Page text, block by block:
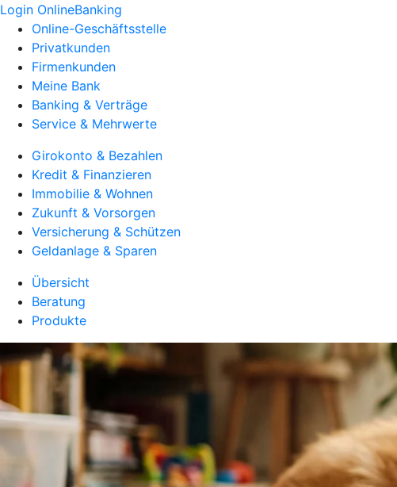
Login OnlineBanking
Online-Geschäftsstelle
Privatkunden
Firmenkunden
Meine Bank
Banking & Verträge
Service & Mehrwerte
Girokonto & Bezahlen
Kredit & Finanzieren
Immobilie & Wohnen
Zukunft & Vorsorgen
Versicherung & Schützen
Geldanlage & Sparen
Übersicht
Beratung
Produkte